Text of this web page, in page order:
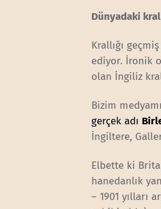
Dünyadaki
Krallığı
ediyor. İronik
olan İngiliz
Bizim
gerçek adı
İngiltere,
Elbette ki
hanedanlık
– 1901 yılları